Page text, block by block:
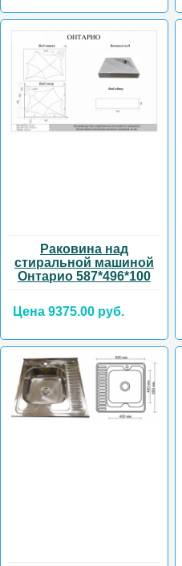
Раковина над
стиральной машиной
Онтарио 587*496*100
Цена 9375.00 руб.